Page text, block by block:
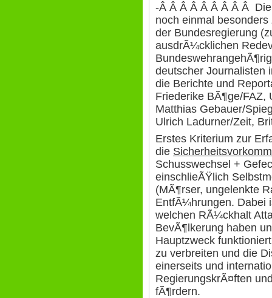
-Â Â Â Â Â Â Â Â Â
noch einmal
der Bundesregierung
ausdrÃ¼cklichen
deutscher Journalisten
die Berichte und
Friederike BÃ¶ge/FAZ,
Matthias Gebauer/
Ulrich Ladurner/Zeit,
Erstes Kriterium zur
die
Schusswechsel +
einschlieÃŸlich
(MÃ¶rser, ungelenkte
EntfÃ¼hrungen. Dabei
welchen RÃ¼ckhalt
BevÃ¶lkerung haben
Hauptzweck
zu verbreiten und die
einerseits und
RegierungskrÃ¤ften
fÃ¶rdern.